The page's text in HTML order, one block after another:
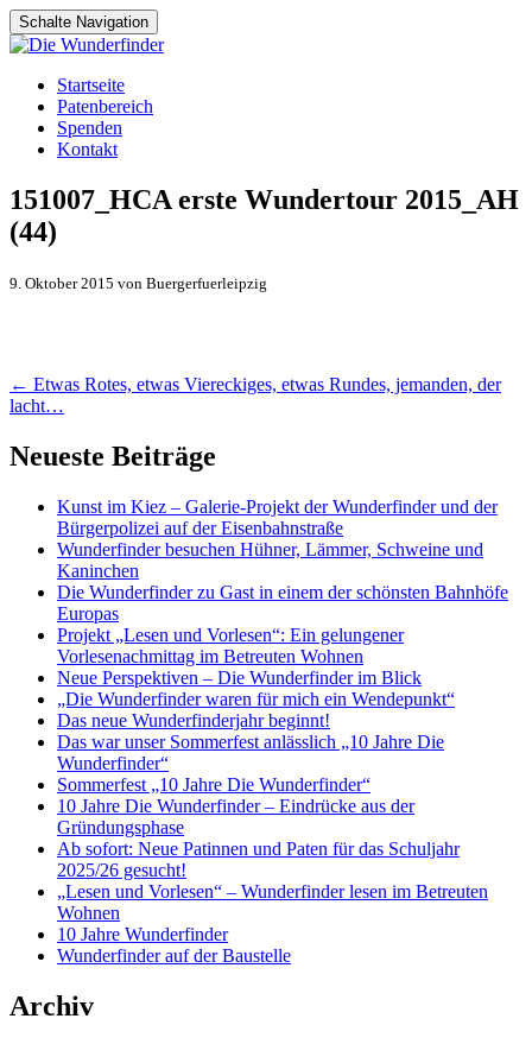
Schalte Navigation
Zum
Inhalt
springen
Startseite
Patenbereich
Spenden
Kontakt
151007_HCA erste Wundertour 2015_AH
(44)
9. Oktober 2015 von Buergerfuerleipzig
Artikel-
Navigation
← Etwas Rotes, etwas Viereckiges, etwas Rundes, jemanden, der
lacht…
Neueste Beiträge
Kunst im Kiez – Galerie-Projekt der Wunderfinder und der
Bürgerpolizei auf der Eisenbahnstraße
Wunderfinder besuchen Hühner, Lämmer, Schweine und
Kaninchen
Die Wunderfinder zu Gast in einem der schönsten Bahnhöfe
Europas
Projekt „Lesen und Vorlesen“: Ein gelungener
Vorlesenachmittag im Betreuten Wohnen
Neue Perspektiven – Die Wunderfinder im Blick
„Die Wunderfinder waren für mich ein Wendepunkt“
Das neue Wunderfinderjahr beginnt!
Das war unser Sommerfest anlässlich „10 Jahre Die
Wunderfinder“
Sommerfest „10 Jahre Die Wunderfinder“
10 Jahre Die Wunderfinder – Eindrücke aus der
Gründungsphase
Ab sofort: Neue Patinnen und Paten für das Schuljahr
2025/26 gesucht!
„Lesen und Vorlesen“ – Wunderfinder lesen im Betreuten
Wohnen
10 Jahre Wunderfinder
Wunderfinder auf der Baustelle
Archiv